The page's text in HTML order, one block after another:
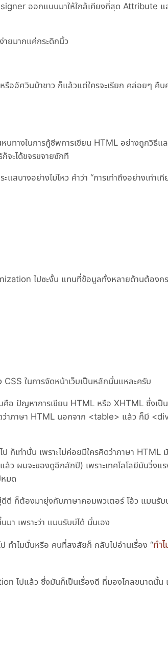
ออกแบบมาให้ใกล้เคียงที่สุด Attribute แ
ยมากแค่กระดิกนิ้ว
ออัศวินม้าชาว ก็แล้วแต่ใครจะเรียก คล่อยๆ คืบ
นทางในการกู้ชีพการเขียน HTML อย่างถูกวิธีแล
จะได้ขจรขจายซักที
บางอย่างไม่ไหว คำว่า “การเท่าถึงอย่างเท่าเ
ไปซะงั้น แทนที่ข้อมูลทั้งหลายด้านต้องก
ในการจัดหน้าเว็บเป็นหลักนั่นแหละครับ
อ ปัญหาการเขียน HTML หรือ XHTML ซึ่งเป็
ว่าภาษา HTML นอกจาก <table> แล้ว ก็มี
ก็เท่านั้น เพราะไม่ค่อยมีใครคิดว่าภาษา HTML
ว ผมจะของดูอีกสักปี) เพราะเทคโลโลยีมันวิ่งแ
หมด
ก็ต้องมายุ่งกับภาษาคอมพวเตอร์ โอ้ว แมนรับ
า เพราะว่า แมนรับบ่ได้ นั่นเอง
ำไมนั่นหรือ คนที่สงสัยก็ กลับไปอ่านเรื่อง “ทำ
ไปแล้ว ซึ่งมันก็เป็นเรื่องดี ที่มองไกลขนาดนั้น